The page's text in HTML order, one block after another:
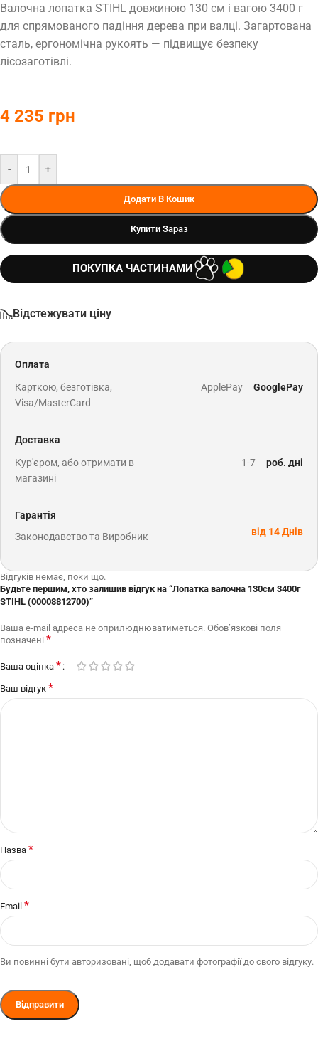
Валочна лопатка STIHL довжиною 130 см і вагою 3400 г
для спрямованого падіння дерева при валці. Загартована
сталь, ергономічна рукоять — підвищує безпеку
лісозаготівлі.
4 235 грн
- +
Додати В Кошик
Купити Зараз
ПОКУПКА ЧАСТИНАМИ
Відстежувати ціну
Оплата
Карткою, безготівка,
Visa/MasterCard
ApplePay GooglePay
Доставка
Кур'єром, або отримати в
магазині
1-7 роб. дні
Гарантія
Законодавство та Виробник
від 14 Днів
Відгуків немає, поки що.
Будьте першим, хто залишив відгук на “Лопатка валочна 130см 3400г
STIHL (00008812700)”
Ваша e-mail адреса не оприлюднюватиметься. Обов’язкові поля
позначені *
Ваша оцінка *
Ваш відгук *
Назва *
Email *
Ви повинні бути авторизовані, щоб додавати фотографії до свого відгуку.